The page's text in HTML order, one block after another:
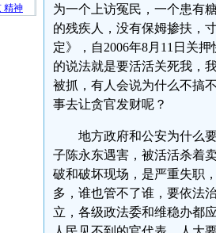
精神
为一个上访冤民，一个患有
的残疾人，没有保姆掺扶，
定》，自2006年8月11日关
的说法就是要活活关死我，
被抓，有人会说为什么不搞
事去让贪官发财呢？
地方政府和公安为什么
子陈永东遇害，被活活杀着
破和破坏现场，是严重失职
多，谁也管不了谁，要依法
立，各级政法委和维稳办都